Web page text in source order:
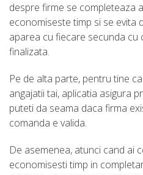
despre firme se completeaza
economiseste timp si se evita
aparea cu fiecare secunda cu
finalizata.
Pe de alta parte, pentru tine
angajatii tai, aplicatia asigura
puteti da seama daca firma
comanda e valida.
De asemenea, atunci cand ai
economisesti timp in